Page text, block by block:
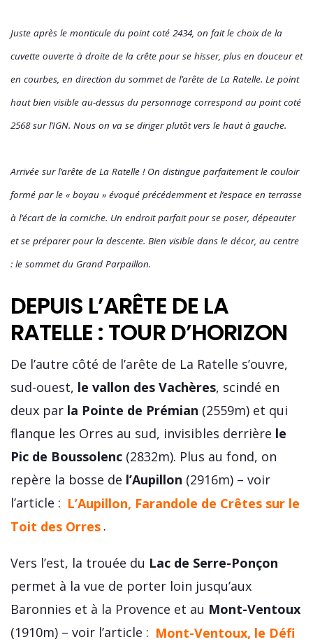
Juste après le monticule du point coté 2434, on fait le choix de la
cuvette ouverte à droite de la crête pour se hisser, plus en douceur et
en courbes, en direction du sommet de l’arête de La Ratelle. Le point
haut bien visible au-dessus du personnage correspond au point coté
2568 sur l’IGN. Nous on va se diriger plutôt vers le haut à gauche.
Arrivée sur l’arête de La Ratelle ! On distingue parfaitement le couloir
formé par le « boyau » évoqué précédemment et l’espace en terrasse
à l’écart de la corniche. Un endroit parfait pour se poser, dépeauter
et se préparer pour la descente. Bien visible dans le décor, au centre
: le sommet du Grand Parpaillon.
DEPUIS L’ARÊTE DE LA
RATELLE : TOUR D’HORIZON
De l’autre côté de l’arête de La Ratelle s’ouvre,
sud-ouest, le vallon des Vachères, scindé en
deux par la Pointe de Prémian (2559m) et qui
flanque les Orres au sud, invisibles derrière le
Pic de Boussolenc (2832m). Plus au fond, on
repère la bosse de l’Aupillon (2916m) – voir
l’article : L’Aupillon, Farandole de Crêtes sur le
Toit des Orres .
Vers l’est, la trouée du Lac de Serre-Ponçon
permet à la vue de porter loin jusqu’aux
Baronnies et à la Provence et au Mont-Ventoux
(1910m) – voir l’article : Mont-Ventoux, le Défi